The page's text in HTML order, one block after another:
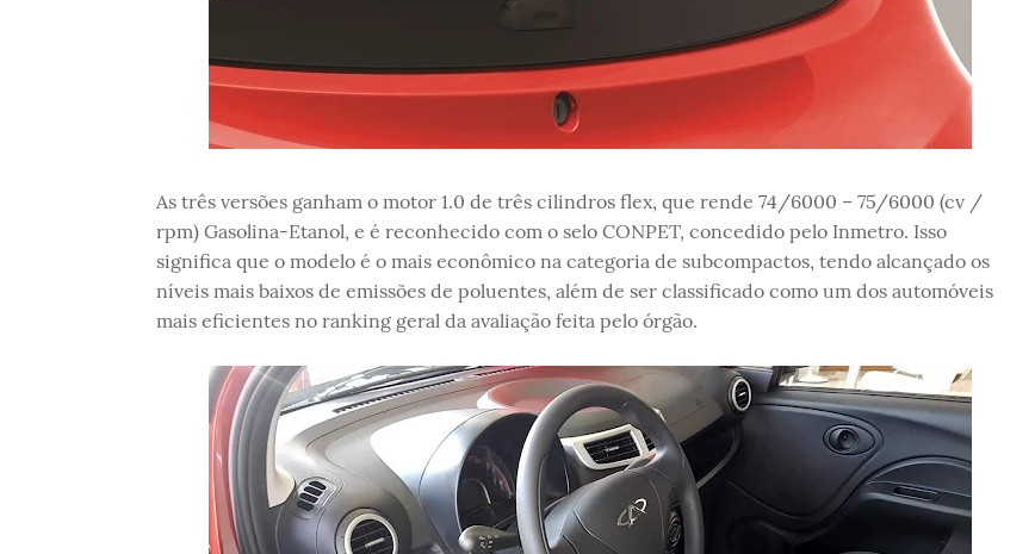
As três versões ganham o motor 1.0 de três cilindros flex, que rende 74/6000 – 75/6000 (cv /
rpm) Gasolina-Etanol, e é reconhecido com o selo CONPET, concedido pelo Inmetro. Isso
significa que o modelo é o mais econômico na categoria de subcompactos, tendo alcançado os
níveis mais baixos de emissões de poluentes, além de ser classificado como um dos automóveis
mais eficientes no ranking geral da avaliação feita pelo órgão.